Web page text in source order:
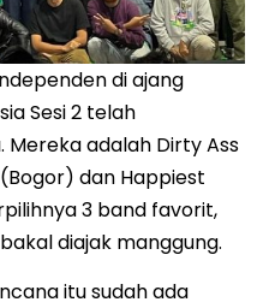
di ajang
Sesi 2 telah
Mereka adalah Dirty Ass
dan Happiest
3 band favorit,
diajak manggung.
itu sudah ada